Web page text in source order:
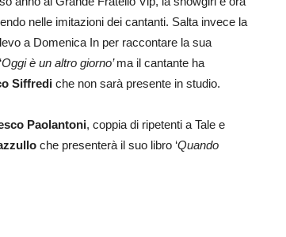
nelle imitazioni dei cantanti. Salta invece la
a Domenica In per raccontare la sua
Oggi è un altro giorno’ma il cantante ha
Siffredi che non sarà presente in studio.
Paolantoni, coppia di ripetenti a Tale e
che presenterà il suo libro ‘Quando